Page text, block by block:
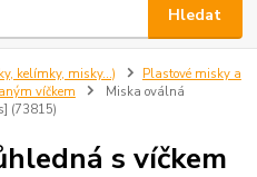
Hledat
kelímky, misky...)
Plastové misky a
víčkem
Miska oválná
(73815)
s víčkem